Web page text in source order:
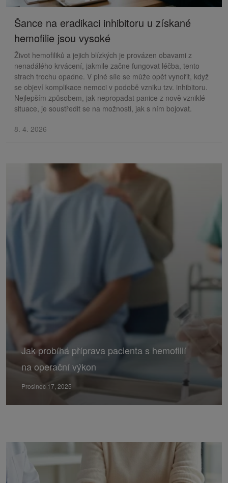
Šance na eradikaci inhibitoru u získané
hemofilie jsou vysoké
Život hemofiliků a jejich blízkých je provázen obavami z
nenadálého krvácení, jakmile začne fungovat léčba, tento
strach trochu opadne. V plné síle se může opět vynořit, když
se objeví komplikace nemoci v podobě vzniku tzv. inhibitoru.
Nejlepším způsobem, jak nepropadat panice z nově vzniklé
situace, je soustředit se na možnosti, jak s ním bojovat.
8. 4. 2026
Jak probíhá příprava pacienta s hemofilií
na operační výkon
Prosinec 17, 2025